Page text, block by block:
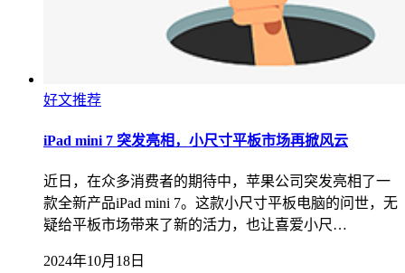
好文推荐
iPad mini 7 突发亮相，小尺寸平板市场再掀风云
近日，在众多消费者的期待中，苹果公司突发亮相了一
款全新产品iPad mini 7。这款小尺寸平板电脑的问世，无
疑给平板市场带来了新的活力，也让喜爱小尺…
2024年10月18日